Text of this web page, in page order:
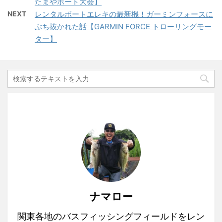
NEXT
レンタルボートエレキの最新機！ガーミンフォースに
ぶち抜かれた話【GARMIN FORCE トローリングモー
ター】
ナマロー
関東各地のバスフィッシングフィールドをレン